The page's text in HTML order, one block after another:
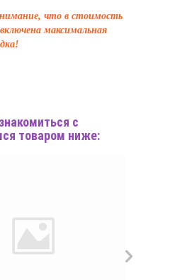
что в стоимость
максимальная
с
товаром ниже: